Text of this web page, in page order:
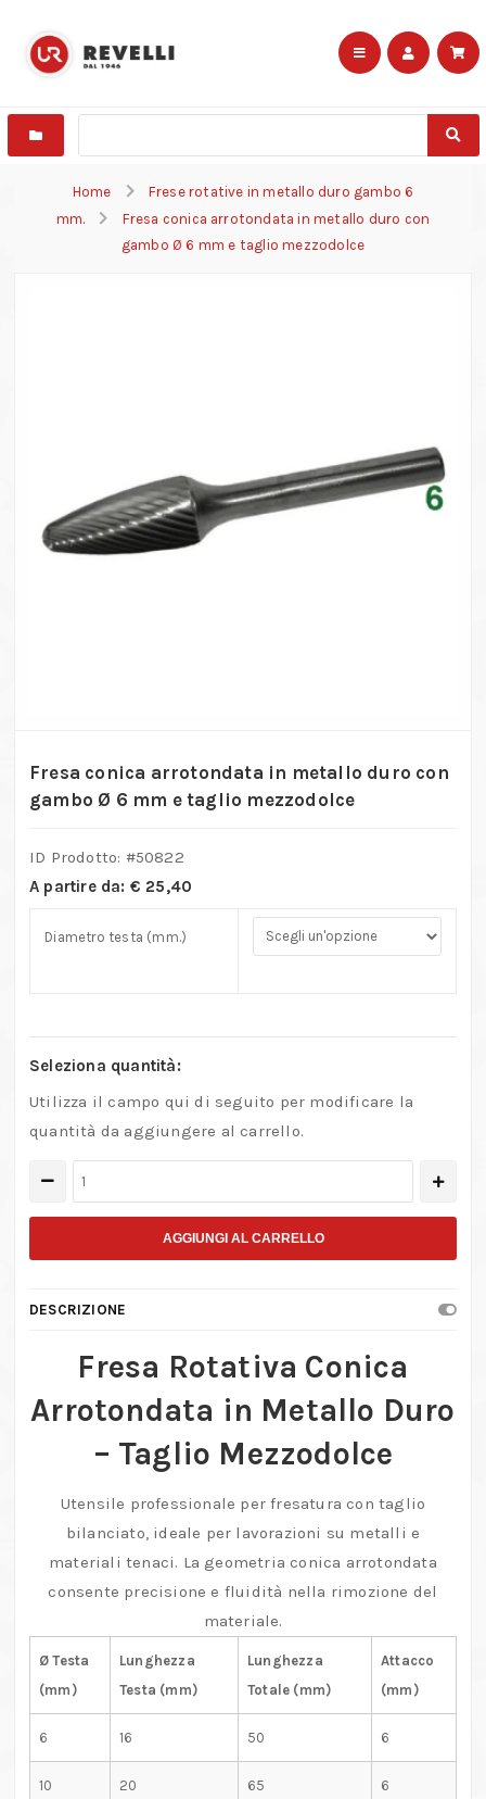
Home
Frese rotative in metallo duro gambo 6
mm.
Fresa conica arrotondata in metallo duro con
gambo Ø 6 mm e taglio mezzodolce
Fresa conica arrotondata in metallo duro con
gambo Ø 6 mm e taglio mezzodolce
ID Prodotto: #50822
A partire da: € 25,40
Diametro testa (mm.)
Seleziona quantità:
Utilizza il campo qui di seguito per modificare la
quantità da aggiungere al carrello.
conica
in
duro
gambo
Ø
taglio
mezzodolce
AGGIUNGI AL CARRELLO
DESCRIZIONE
Fresa Rotativa Conica
Arrotondata in Metallo Duro
– Taglio Mezzodolce
Utensile professionale per fresatura con taglio
bilanciato, ideale per lavorazioni su metalli e
materiali tenaci. La geometria conica arrotondata
consente precisione e fluidità nella rimozione del
materiale.
Ø Testa
(mm)
Lunghezza
Testa (mm)
Lunghezza
Totale (mm)
Attacco
(mm)
6 16 50 6
10 20 65 6